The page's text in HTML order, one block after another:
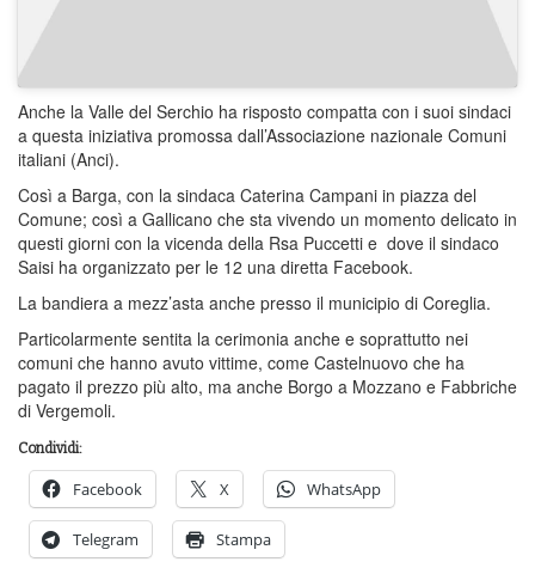
Anche la Valle del Serchio ha risposto compatta con i suoi sindaci
a questa iniziativa promossa dall’Associazione nazionale Comuni
italiani (Anci).
Così a Barga, con la sindaca Caterina Campani in piazza del
Comune; così a Gallicano che sta vivendo un momento delicato in
questi giorni con la vicenda della Rsa Puccetti e dove il sindaco
Saisi ha organizzato per le 12 una diretta Facebook.
La bandiera a mezz’asta anche presso il municipio di Coreglia.
Particolarmente sentita la cerimonia anche e soprattutto nei
comuni che hanno avuto vittime, come Castelnuovo che ha
pagato il prezzo più alto, ma anche Borgo a Mozzano e Fabbriche
di Vergemoli.
Condividi:
Facebook X WhatsApp
Telegram Stampa